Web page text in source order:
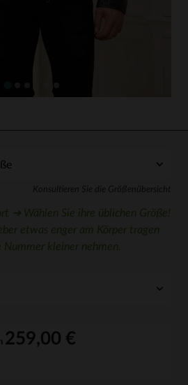
Konsultieren Sie die Größenübersicht
➔ Wählen Sie ihre üblichen Größe!
etwas enger am Körper tragen
kleiner nehmen.
259,00 €